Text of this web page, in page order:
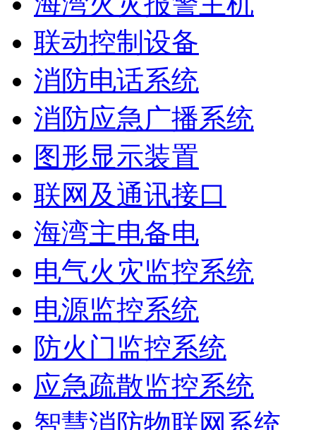
联动控制设备
消防电话系统
消防应急广播系统
图形显示装置
联网及通讯接口
海湾主电备电
电气火灾监控系统
电源监控系统
防火门监控系统
应急疏散监控系统